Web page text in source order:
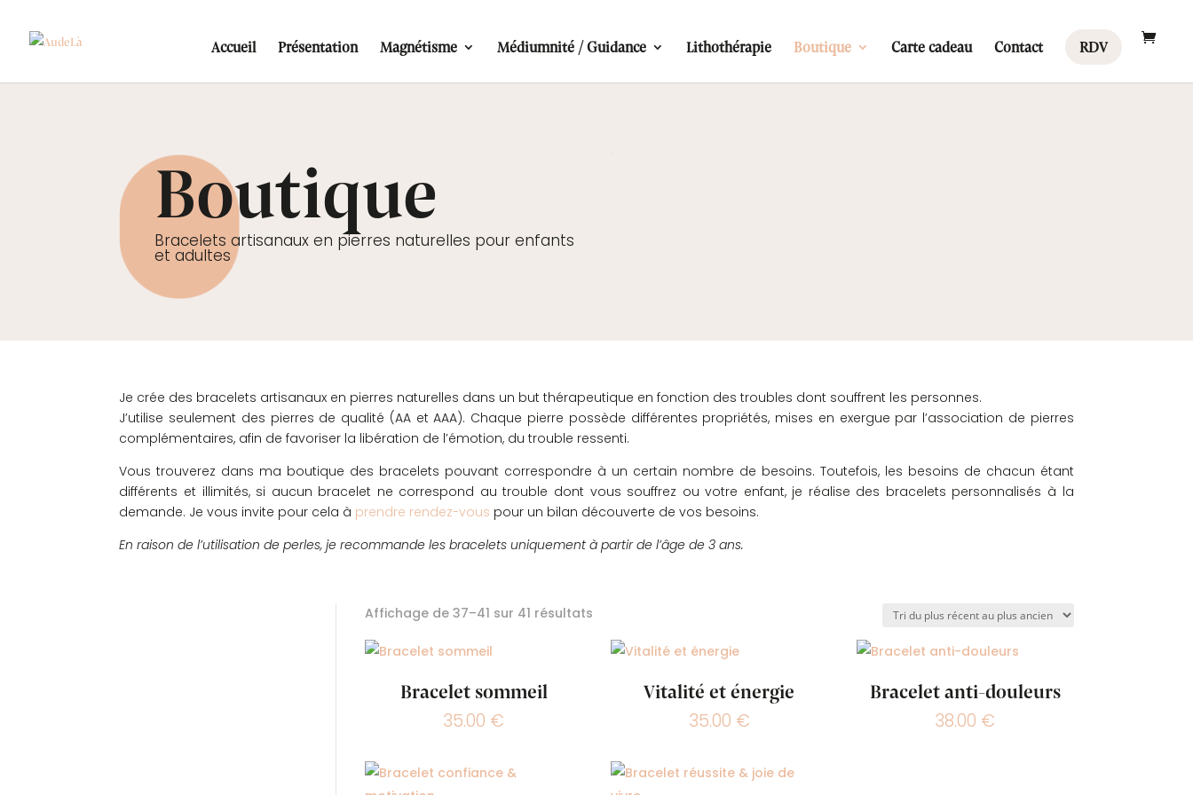
Accueil Présentation Magnétisme Médiumnité / Guidance Lithothérapie Boutique Carte cadeau Contact RDV
Boutique
Bracelets artisanaux en pierres naturelles pour enfants
et adultes
Je crée des bracelets artisanaux en pierres naturelles dans un but thérapeutique en fonction des troubles dont souffrent les personnes.
J’utilise seulement des pierres de qualité (AA et AAA). Chaque pierre possède différentes propriétés, mises en exergue par l’association de pierres
complémentaires, afin de favoriser la libération de l’émotion, du trouble ressenti.
Vous trouverez dans ma boutique des bracelets pouvant correspondre à un certain nombre de besoins. Toutefois, les besoins de chacun étant
différents et illimités, si aucun bracelet ne correspond au trouble dont vous souffrez ou votre enfant, je réalise des bracelets personnalisés à la
demande. Je vous invite pour cela à prendre rendez-vous pour un bilan découverte de vos besoins.
En raison de l’utilisation de perles, je recommande les bracelets uniquement à partir de l’âge de 3 ans.
Affichage de 37–41 sur 41 résultats
plus
Bracelet sommeil
35.00 €
Vitalité et énergie
35.00 €
Bracelet anti-douleurs
38.00 €